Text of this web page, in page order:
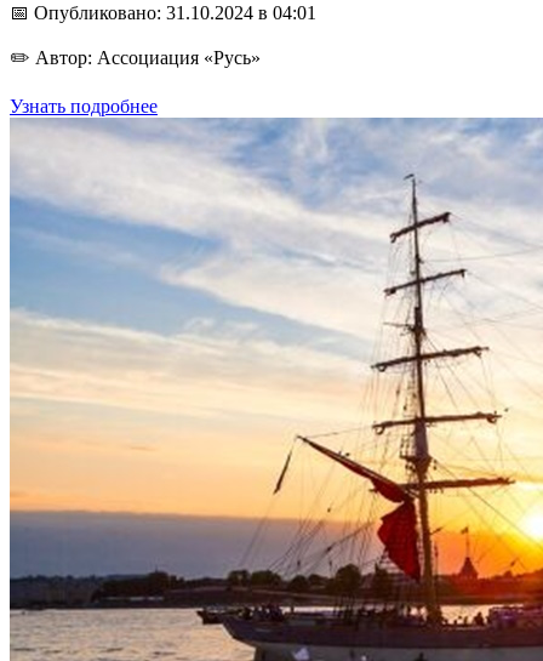
📅 Опубликовано: 31.10.2024 в 04:01
✏️ Автор: Ассоциация «Русь»
Узнать подробнее